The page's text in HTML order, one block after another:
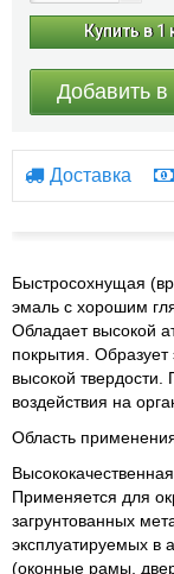
Купить в 1
Добавить в
Доставка
Быстросохнущая
эмаль с хорошим
Обладает высокой
покрытия.
высокой
воздействия на
Область
Применяется для
загрунтованных
эксплуатируемых в
(оконные рамы,